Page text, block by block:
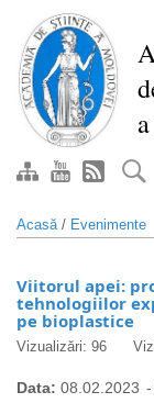
conţinutul
principal
Acasă/ Evenimente
Viitorul apei:
tehnologiilor
pe bioplastice
Vizualizări: 96
Data: 08.02.2023 -